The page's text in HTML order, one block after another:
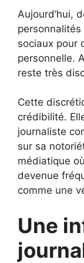
Aujourd’hui,
sociaux pour
personnelle.
reste très
Cette
crédibilité.
journaliste
sur sa
médiatique
devenue
comme une
Une